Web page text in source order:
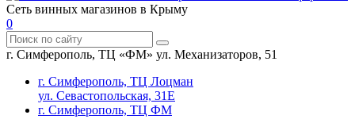
Сеть винных магазинов в Крыму
0
г. Симферополь, ТЦ «ФМ» ул. Механизаторов, 51
г. Симферополь, ТЦ Лоцман
ул. Севастопольская, 31Е
г. Симферополь, ТЦ ФМ